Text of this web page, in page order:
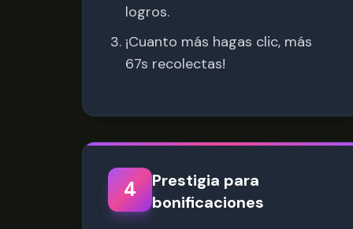
logros.
¡Cuanto más hagas clic, más
67s recolectas!
4
Prestigia para
bonificaciones